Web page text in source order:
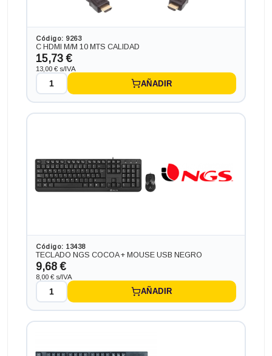
Código: 9263
C HDMI M/M 10 MTS CALIDAD
15,73 €
13,00 € s/IVA
AÑADIR
Código: 13438
TECLADO NGS COCOA + MOUSE USB NEGRO
9,68 €
8,00 € s/IVA
AÑADIR